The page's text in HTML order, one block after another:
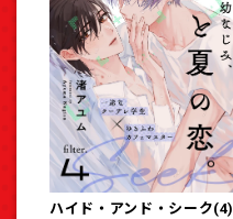
ハイド・アンド・シーク(4)